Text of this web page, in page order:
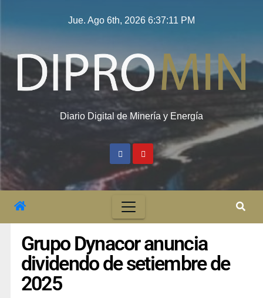
Jue. Ago 6th, 2026 6:37:12 PM
Diario Digital de Minería y Energía
Grupo Dynacor anuncia
dividendo de setiembre de
2025